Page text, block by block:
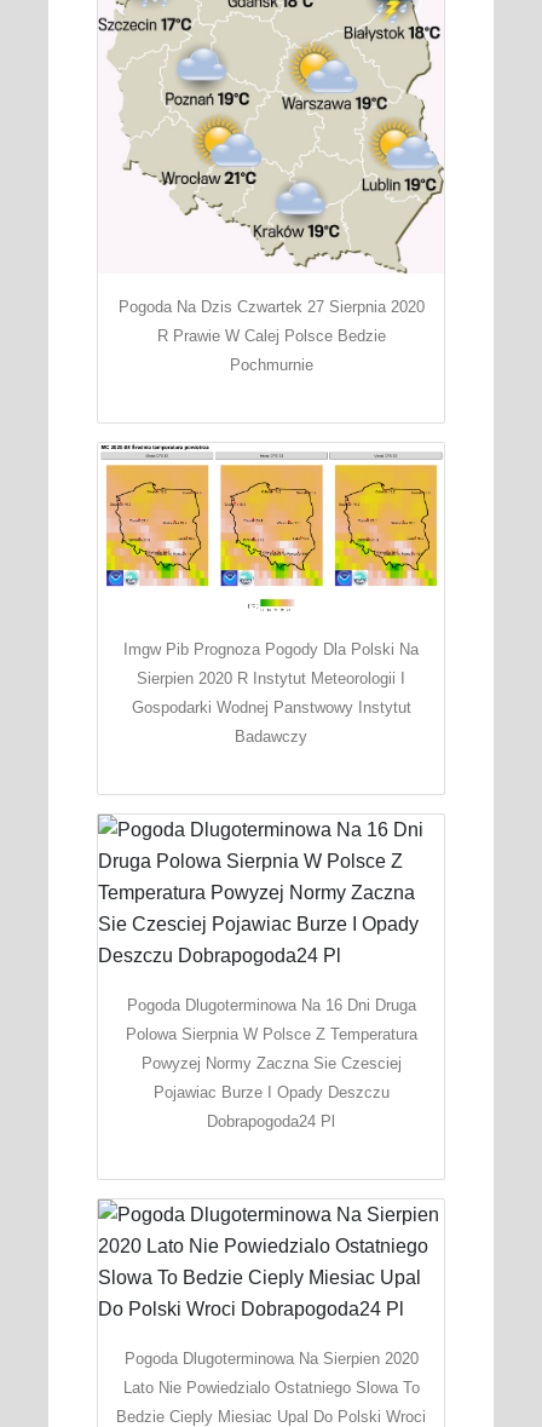
Pogoda Na Dzis Czwartek 27 Sierpnia 2020
R Prawie W Calej Polsce Bedzie
Pochmurnie
Imgw Pib Prognoza Pogody Dla Polski Na
Sierpien 2020 R Instytut Meteorologii I
Gospodarki Wodnej Panstwowy Instytut
Badawczy
Pogoda Dlugoterminowa Na 16 Dni Druga
Polowa Sierpnia W Polsce Z Temperatura
Powyzej Normy Zaczna Sie Czesciej
Pojawiac Burze I Opady Deszczu
Dobrapogoda24 Pl
Pogoda Dlugoterminowa Na Sierpien 2020
Lato Nie Powiedzialo Ostatniego Slowa To
Bedzie Cieply Miesiac Upal Do Polski Wroci